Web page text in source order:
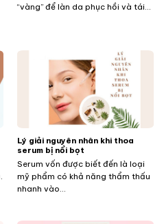
“vàng” để làn da phục hồi và tái...
Lý giải nguyên nhân khi thoa
serum bị nổi bọt
Serum vốn được biết đến là loại
mỹ phẩm có khả năng thẩm thấu
nhanh vào...